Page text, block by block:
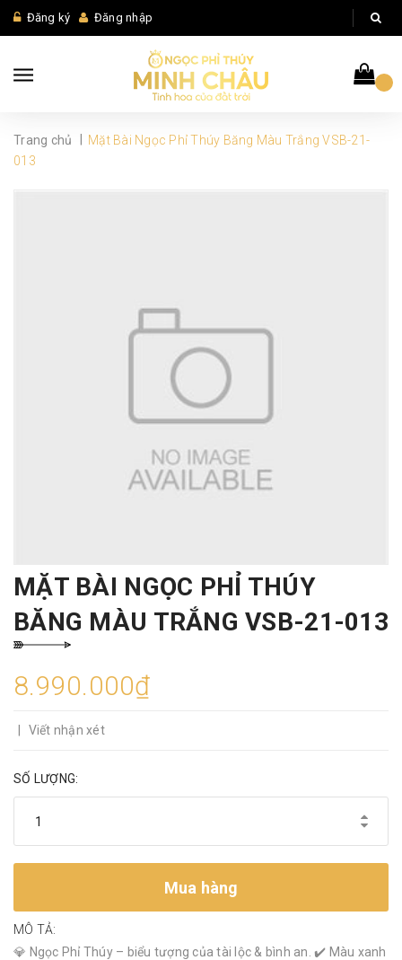
Đăng ký Đăng nhập
Trang chủ
Mặt Bài Ngọc Phỉ Thúy Băng Màu Trắng VSB-21-
013
MẶT BÀI NGỌC PHỈ THÚY
BĂNG MÀU TRẮNG VSB-21-013
8.990.000₫
Viết nhận xét
SỐ LƯỢNG:
Mua hàng
MÔ TẢ:
💎 Ngọc Phỉ Thúy – biểu tượng của tài lộc & bình an. ✔️ Màu xanh